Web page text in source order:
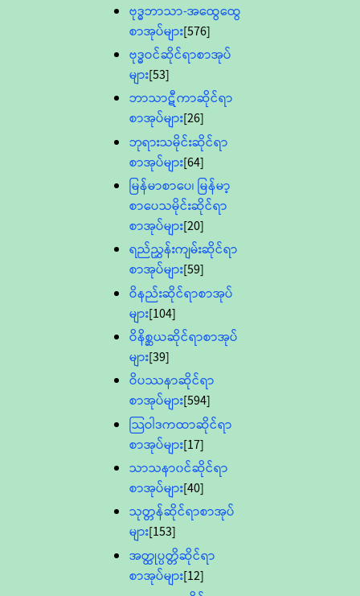
ဗုဒ္ဓဘာသာ-အထွေထွေ
စာအုပ်များ[576]
ဗုဒ္ဓဝင်ဆိုင်ရာစာအုပ်
များ[53]
ဘာသာဋီကာဆိုင်ရာ
စာအုပ်များ[26]
ဘုရားသမိုင်းဆိုင်ရာ
စာအုပ်များ[64]
မြန်မာစာပေ၊ မြန်မာ့
စာပေသမိုင်းဆိုင်ရာ
စာအုပ်များ[20]
ရည်ညွှန်းကျမ်းဆိုင်ရာ
စာအုပ်များ[59]
ဝိနည်းဆိုင်ရာစာအုပ်
များ[104]
ဝိနိစ္ဆယဆိုင်ရာစာအုပ်
များ[39]
ဝိပဿနာဆိုင်ရာ
စာအုပ်များ[594]
သြဝါဒကထာဆိုင်ရာ
စာအုပ်များ[17]
သာသနာ၀င်ဆိုင်ရာ
စာအုပ်များ[40]
သုတ္တန်ဆိုင်ရာစာအုပ်
များ[153]
အတ္ထုပ္ပတ္တိဆိုင်ရာ
စာအုပ်များ[12]